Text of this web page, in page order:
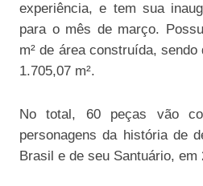
experiência, e tem sua
para o mês de março.
m² de área construída,
1.705,07 m².
No total, 60 peças vão
personagens da história de
Brasil e de seu Santuário,